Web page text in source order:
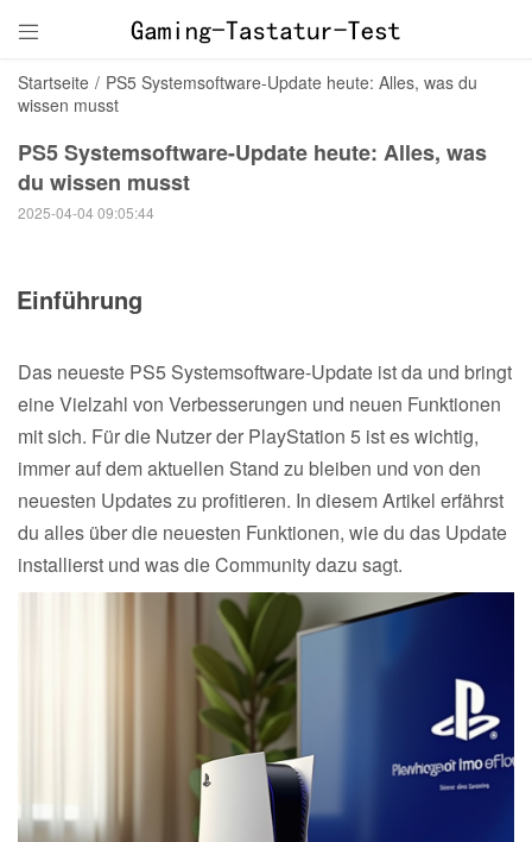

Startseite / PS5 Systemsoftware-Update heute: Alles, was du
wissen musst
PS5 Systemsoftware-Update heute: Alles, was
du wissen musst
2025-04-04 09:05:44
Einführung
Das neueste PS5 Systemsoftware-Update ist da und bringt
eine Vielzahl von Verbesserungen und neuen Funktionen
mit sich. Für die Nutzer der PlayStation 5 ist es wichtig,
immer auf dem aktuellen Stand zu bleiben und von den
neuesten Updates zu profitieren. In diesem Artikel erfährst
du alles über die neuesten Funktionen, wie du das Update
installierst und was die Community dazu sagt.